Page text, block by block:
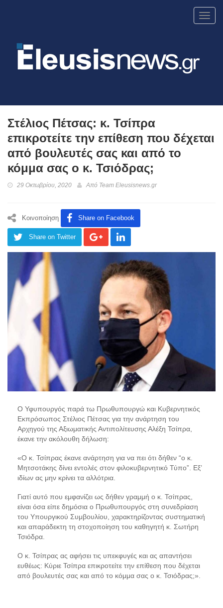
Στέλιος Πέτσας: κ. Τσίπρα
επικροτείτε την επίθεση που δέχεται
από βουλευτές σας και από το
κόμμα σας ο κ. Τσιόδρας;
29 Οκτωβρίου, 2020 Από Team Eleusisnews.gr
Κοινοποίηση Share on Facebook
Share on Twitter
Ο Υφυπουργός παρά τω Πρωθυπουργώ και Κυβερνητικός
Εκπρόσωπος Στέλιος Πέτσας για την ανάρτηση του
Αρχηγού της Αξιωματικής Αντιπολίτευσης Αλέξη Τσίπρα,
έκανε την ακόλουθη δήλωση:
«Ο κ. Τσίπρας έκανε ανάρτηση για να πει ότι δήθεν “ο κ.
Μητσοτάκης δίνει εντολές στον φιλοκυβερνητικό Τύπο”. Εξ’
ιδίων ας μην κρίνει τα αλλότρια.
Γιατί αυτό που εμφανίζει ως δήθεν γραμμή ο κ. Τσίπρας,
είναι όσα είπε δημόσια ο Πρωθυπουργός στη συνεδρίαση
του Υπουργικού Συμβουλίου, χαρακτηρίζοντας συστηματική
και απαράδεκτη τη στοχοποίηση του καθηγητή κ. Σωτήρη
Τσιόδρα.
Ο κ. Τσίπρας ας αφήσει τις υπεκφυγές και ας απαντήσει
ευθέως: Kύριε Τσίπρα επικροτείτε την επίθεση που δέχεται
από βουλευτές σας και από το κόμμα σας ο κ. Τσιόδρας;».